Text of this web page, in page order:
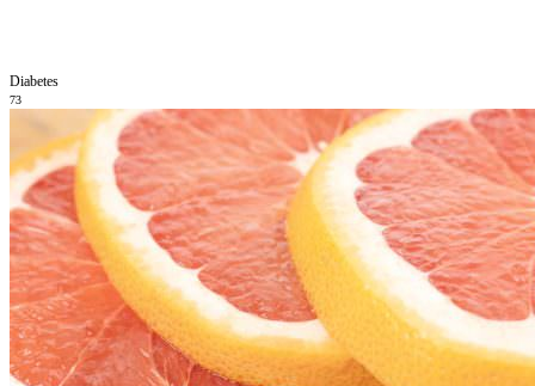
Diabetes
73